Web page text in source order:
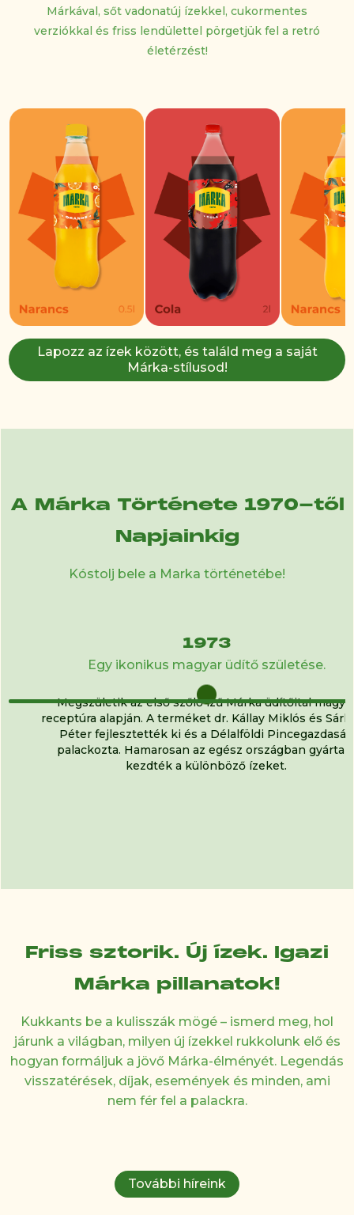
Márkával, sőt vadonatúj ízekkel, cukormentes
verziókkal és friss lendülettel pörgetjük fel a retró
életérzést!
Lapozz az ízek között, és találd meg a saját
Márka-stílusod!
A Márka Története 1970-től
Napjainkig
Kóstolj bele a Marka történetébe!
1973
Egy ikonikus magyar üdítő születése.
Megszületik az első szőlő ízű Márka üdítőital
receptúra alapján. A terméket dr. Kállay Miklós és
Péter fejlesztették ki és a Délalföldi Pincegazdaság
palackozta. Hamarosan az egész országban
kezdték a különböző ízeket.
Friss sztorik. Új ízek. Igazi
Márka pillanatok!
Kukkants be a kulisszák mögé – ismerd meg, hol
járunk a világban, milyen új ízekkel rukkolunk elő és
hogyan formáljuk a jövő Márka-élményét. Legendás
visszatérések, díjak, események és minden, ami
nem fér fel a palackra.
További híreink